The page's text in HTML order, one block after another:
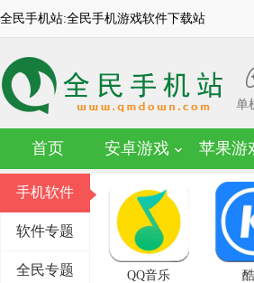
全民手机站:全民手机游戏软件下载站
单
首页 安卓游戏 苹果游
手机软件
软件专题
全民专题 QQ音乐